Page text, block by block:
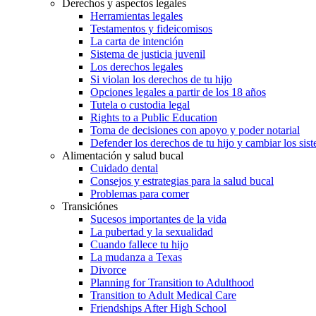
Derechos y aspectos legales
Herramientas legales
Testamentos y fideicomisos
La carta de intención
Sistema de justicia juvenil
Los derechos legales
Si violan los derechos de tu hijo
Opciones legales a partir de los 18 años
Tutela o custodia legal
Rights to a Public Education
Toma de decisiones con apoyo y poder notarial
Defender los derechos de tu hijo y cambiar los
Alimentación y salud bucal
Cuidado dental
Consejos y estrategias para la salud bucal
Problemas para comer
Transiciónes
Sucesos importantes de la vida
La pubertad y la sexualidad
Cuando fallece tu hijo
La mudanza a Texas
Divorce
Planning for Transition to Adulthood
Transition to Adult Medical Care
Friendships After High School